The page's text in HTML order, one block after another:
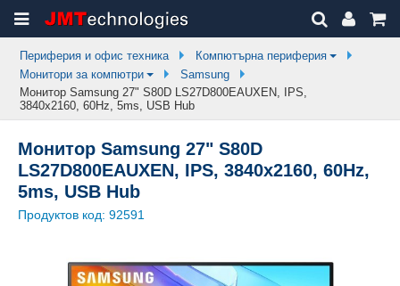
Периферия и офис техника
Компютърна периферия
Монитори за компютри
Samsung
Монитор Samsung 27" S80D LS27D800EAUXEN, IPS,
3840x2160, 60Hz, 5ms, USB Hub
Монитор Samsung 27" S80D
LS27D800EAUXEN, IPS, 3840x2160, 60Hz,
5ms, USB Hub
Продуктов код: 92591